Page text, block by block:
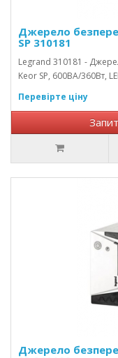
Джерело
SP 310181
Legrand 310181 -
Keor SP, 600ВА/360Вт,
Перевірте ціну
Джерело